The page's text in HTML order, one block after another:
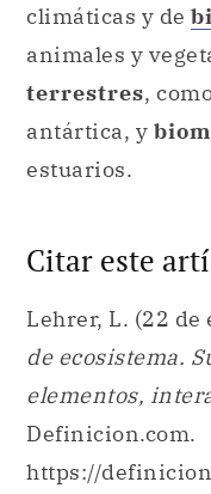
climáticas y de
animales y
terrestres,
antártica, y
estuarios.
Citar este
Lehrer, L. (22 de
de ecosistema.
elementos,
Definicion.com.
https://